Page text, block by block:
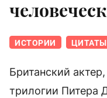
ИСТОРИИ ЦИТАТЫ
Британский
трилогии Питера